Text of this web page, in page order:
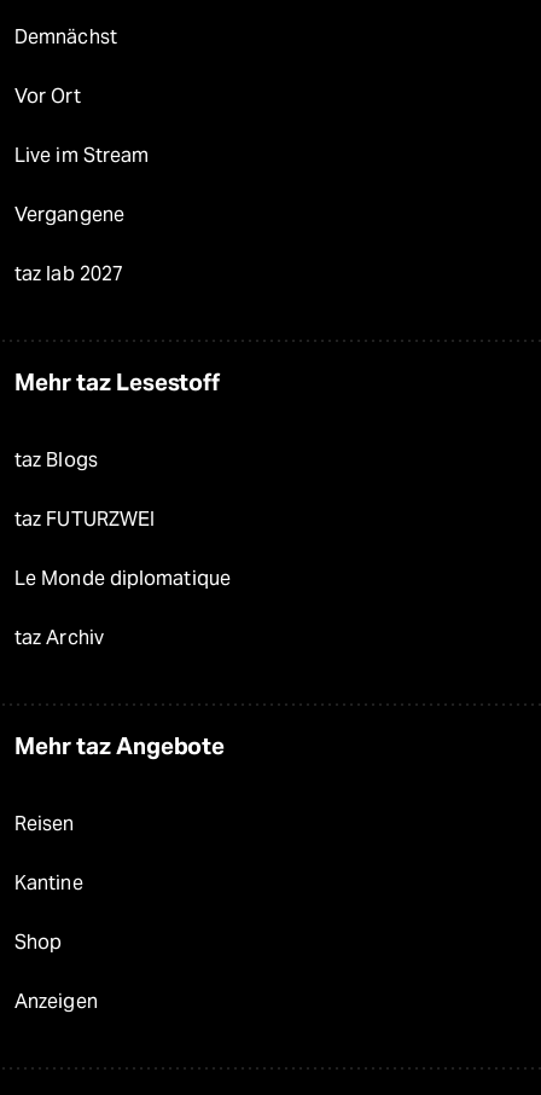
Demnächst
Vor Ort
Live im Stream
Vergangene
taz lab 2027
Mehr taz Lesestoff
taz Blogs
taz FUTURZWEI
Le Monde diplomatique
taz Archiv
Mehr taz Angebote
Reisen
Kantine
Shop
Anzeigen